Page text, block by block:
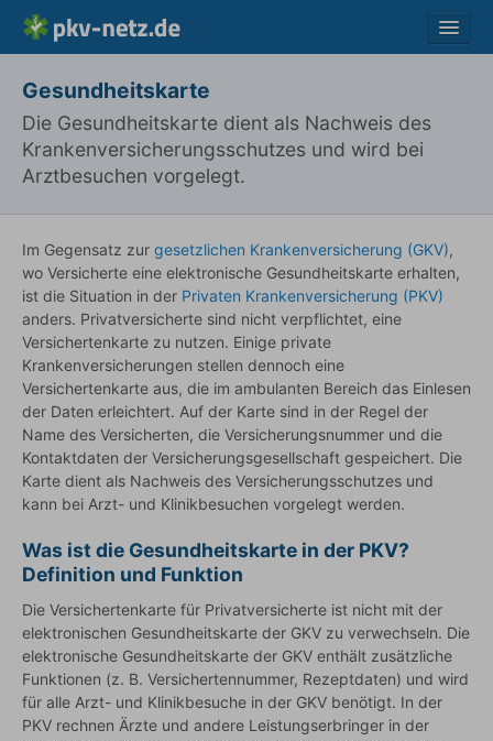
Ratgeber
Fragen
Gesundheitskarte
Die Gesundheitskarte dient als Nachweis des
Krankenversicherungsschutzes und wird bei
Arztbesuchen vorgelegt.
Im Gegensatz zur gesetzlichen Krankenversicherung (GKV),
wo Versicherte eine elektronische Gesundheitskarte erhalten,
ist die Situation in der Privaten Krankenversicherung (PKV)
anders. Privatversicherte sind nicht verpflichtet, eine
Versichertenkarte zu nutzen. Einige private
Krankenversicherungen stellen dennoch eine
Versichertenkarte aus, die im ambulanten Bereich das Einlesen
der Daten erleichtert. Auf der Karte sind in der Regel der
Name des Versicherten, die Versicherungsnummer und die
Kontaktdaten der Versicherungsgesellschaft gespeichert. Die
Karte dient als Nachweis des Versicherungsschutzes und
kann bei Arzt- und Klinikbesuchen vorgelegt werden.
Was ist die Gesundheitskarte in der PKV?
Definition und Funktion
Die Versichertenkarte für Privatversicherte ist nicht mit der
elektronischen Gesundheitskarte der GKV zu verwechseln. Die
elektronische Gesundheitskarte der GKV enthält zusätzliche
Funktionen (z. B. Versichertennummer, Rezeptdaten) und wird
für alle Arzt- und Klinikbesuche in der GKV benötigt. In der
PKV rechnen Ärzte und andere Leistungserbringer in der